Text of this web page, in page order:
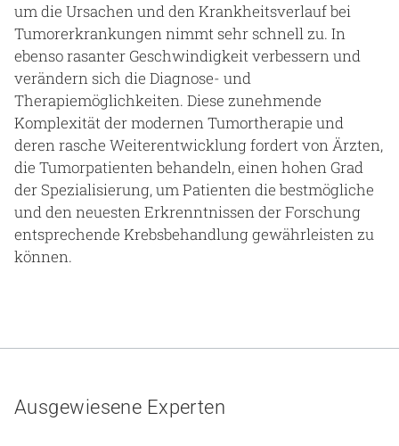
Notaufnahme
Anreise
um die Ursachen und den Krankheitsverlauf bei
Tumorerkrankungen nimmt sehr schnell zu. In
ebenso rasanter Geschwindigkeit verbessern und
verändern sich die Diagnose- und
Therapiemöglichkeiten. Diese zunehmende
Komplexität der modernen Tumortherapie und
deren rasche Weiterentwicklung fordert von Ärzten,
die Tumorpatienten behandeln, einen hohen Grad
der Spezialisierung, um Patienten die bestmögliche
und den neuesten Erkrenntnissen der Forschung
entsprechende Krebsbehandlung gewährleisten zu
können.
Ausgewiesene Experten